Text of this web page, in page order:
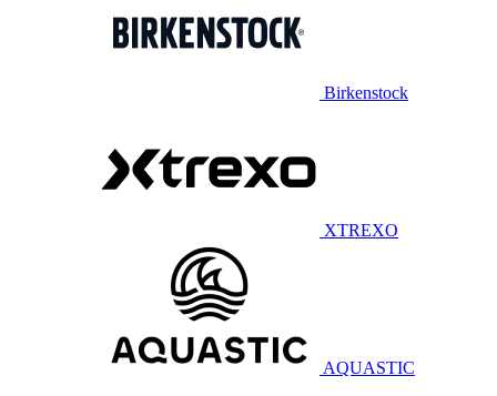
Birkenstock
XTREXO
AQUASTIC